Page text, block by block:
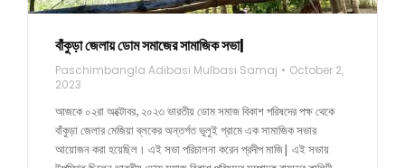
বাঁকুড়া জেলায় ডোম সমাজের সামাজিক সভা|
Paschimbangla Adibasi Mulbasi Samaj
October 2,
2023
আজকে ০২রা অক্টোবর, ২০২৩ ভারতীয় ডোম সমাজ বিকাশ পরিষদের পক্ষ থেকে
বাঁকুড়া জেলার মেজিয়া ব্লকের অন্তর্গত ভুলুই গ্রামে এক সামাজিক সভার
আয়োজন করা হয়েছিল। এই সভা পরিচালনা করেন প্রদীপ মাজি| এই সভায়